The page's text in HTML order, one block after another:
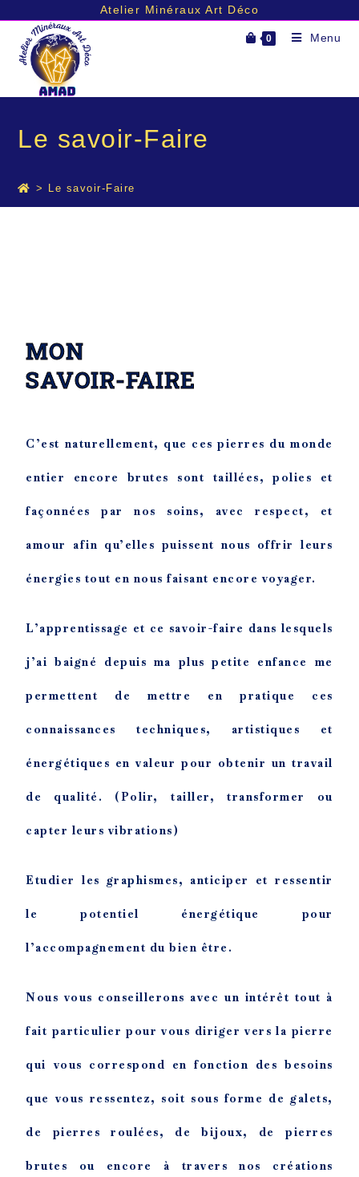
Atelier Minéraux Art Déco
0 Menu
Le savoir-Faire
> Le savoir-Faire
MON
SAVOIR-FAIRE
C’est naturellement, que ces pierres du monde
entier encore brutes sont taillées, polies et
façonnées par nos soins, avec respect, et
amour afin qu’elles puissent nous offrir leurs
énergies tout en nous faisant encore voyager.
L’apprentissage et ce savoir-faire dans lesquels
j’ai baigné depuis ma plus petite enfance me
permettent de mettre en pratique ces
connaissances techniques, artistiques et
énergétiques en valeur pour obtenir un travail
de qualité. (Polir, tailler, transformer ou
capter leurs vibrations)
Etudier les graphismes, anticiper et ressentir
le potentiel énergétique pour
l’accompagnement du bien être.
Nous vous conseillerons avec un intérêt tout à
fait particulier pour vous diriger vers la pierre
qui vous correspond en fonction des besoins
que vous ressentez, soit sous forme de galets,
de pierres roulées, de bijoux, de pierres
brutes ou encore à travers nos créations